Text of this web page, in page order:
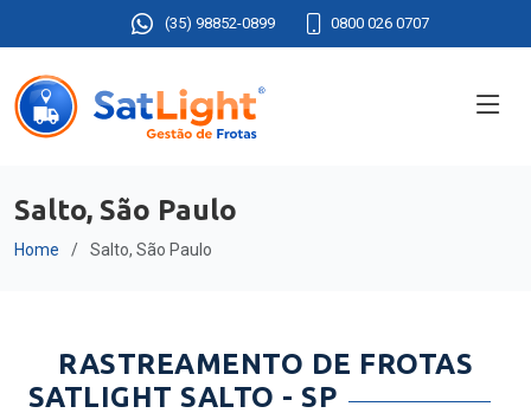
(35) 98852-0899 0800 026 0707
Salto, São Paulo
Home Salto, São Paulo
RASTREAMENTO DE FROTAS
SATLIGHT SALTO - SP